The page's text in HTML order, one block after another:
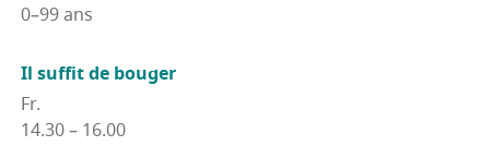
0–99 ans
Il suf­fit de bouger
Fr.
14.30 – 16.00